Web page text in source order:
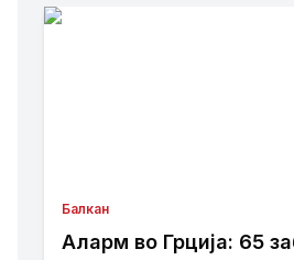
Балкан
Аларм во Грција: 65